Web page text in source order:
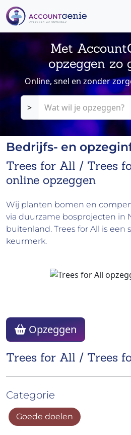
Met
opzeggen zo
Online, snel en zonder
>
Bedrijfs- en
Trees for All / Trees
online opzeggen
Wij planten bomen en
via duurzame bosprojecten in
buitenland. Trees for All is een
keurmerk.
Trees for All / Trees
Opzeggen
Categorie
Goede doelen